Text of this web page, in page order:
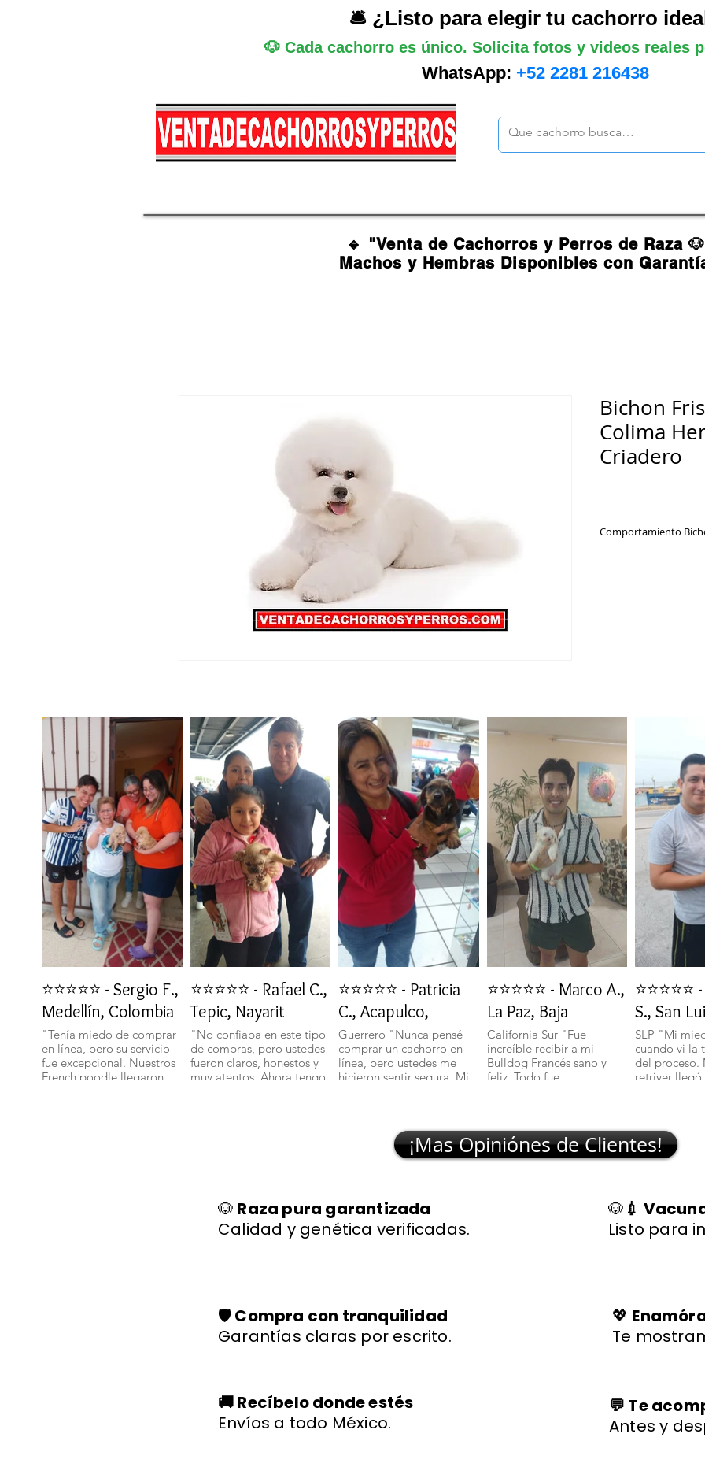
🛎️ ¿Listo para elegir tu cachorro
🐶 Cada cachorro es único. Solicita fotos y videos reales
WhatsApp: +52 2281 216438
🔹 "Venta de Cachorros y Perros de Raza 🐶
Machos y Hembras Disponibles con
Bichon
Colima
Criadero
Comportamiento
⭐⭐⭐⭐⭐ - Sergio F.,
Medellín, Colombia
"Tenía miedo de comprar
en línea, pero su servicio
fue excepcional. Nuestros
French poodle llegaron
⭐⭐⭐⭐⭐ - Rafael C.,
Tepic, Nayarit
"No confiaba en este tipo
de compras, pero ustedes
fueron claros, honestos y
muy atentos. Ahora tengo
⭐⭐⭐⭐⭐ - Patricia
C., Acapulco,
Guerrero "Nunca pensé
comprar un cachorro en
línea, pero ustedes me
hicieron sentir segura. Mi
⭐⭐⭐⭐⭐ - Marco A.,
La Paz, Baja
California Sur "Fue
increíble recibir a mi
Bulldog Francés sano y
feliz. Todo fue
S., San
SLP "Mi
cuando vi la
del proceso.
retriver llegó
¡Mas Opiniónes de Clientes!
🐶 Raza pura garantizada
Calidad y genética verificadas.
🐶 💉
Listo para
🛡️Compra con tranquilidad
Garantías claras por escrito.
🚚 Recíbelo donde estés
Envíos a todo México.
💖
Te
💬 Te
Antes y